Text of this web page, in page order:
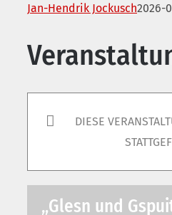
Jan-Hendrik Jockusch2026-
DIESE
„Glesn und